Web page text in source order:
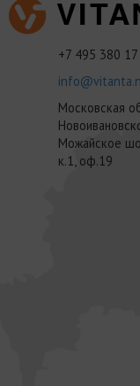
+7 495 380
Московская
Можайское
к.1, оф.19